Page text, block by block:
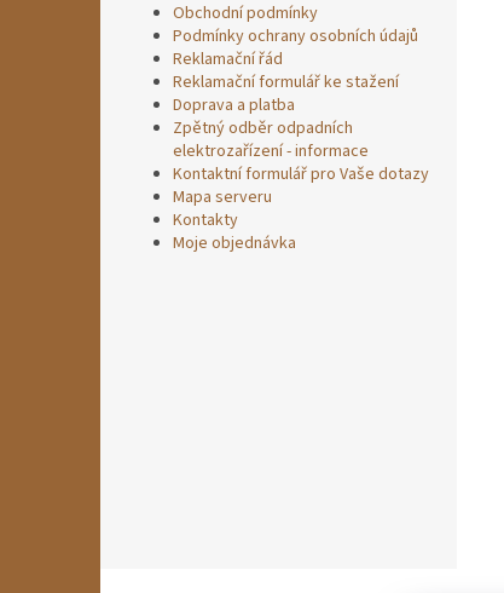
Obchodní podmínky
Podmínky ochrany osobních údajů
Reklamační řád
Reklamační formulář ke stažení
Doprava a platba
Zpětný odběr odpadních
elektrozařízení - informace
Kontaktní formulář pro Vaše dotazy
Mapa serveru
Kontakty
Moje objednávka